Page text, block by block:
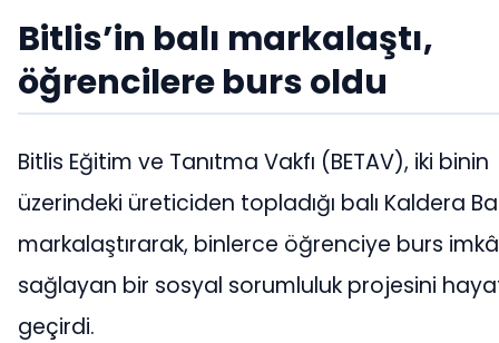
Bitlis’in balı markalaştı,
öğrencilere burs oldu
Bitlis Eğitim ve Tanıtma Vakfı (BETAV), iki binin
üzerindeki üreticiden topladığı balı Kaldera
markalaştırarak, binlerce öğrenciye burs
sağlayan bir sosyal sorumluluk projesini
geçirdi.